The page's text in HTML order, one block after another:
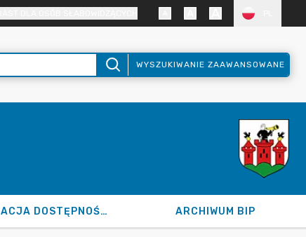
WYSZUKIWANIE ZAAWANSOWANE
DEKLARACJA DOSTĘPNOŚCI ARCHIWUM BIP